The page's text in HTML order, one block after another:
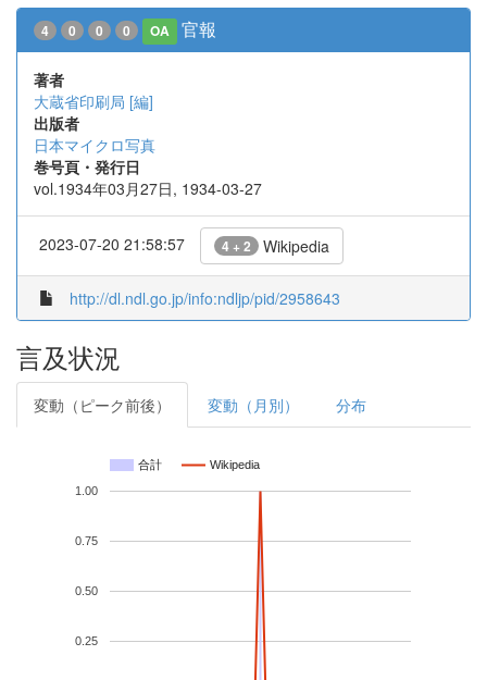
4 0 0 0 OA 官報
著者
大蔵省印刷局 [編]
出版者
日本マイクロ写真
巻号頁・発行日
vol.1934年03月27日, 1934-03-27
2023-07-20 21:58:57 4 + 2 Wikipedia
http://dl.ndl.go.jp/info:ndljp/pid/2958643
言及状況
変動（ピーク前後） 変動（月別） 分布
合計 Wikipedia
0.25
0.50
0.75
1.00